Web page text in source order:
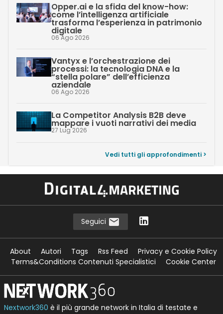
Opper.ai e la sfida del know-how:
come l’intelligenza artificiale
trasforma l’esperienza in patrimonio
digitale
06 Ago 2026
Vantyx e l’orchestrazione dei
processi: la tecnologia DNA e la
“stella polare” dell’efficienza
aziendale
06 Ago 2026
La Competitor Analysis B2B deve
mappare i vuoti narrativi dei media
27 Lug 2026
Vedi tutti gli approfondimenti >
Seguici
About Autori Tags Rss Feed
Privacy e Cookie Policy
Terms&Conditions Contenuti Specialistici
Cookie Center
Nextwork360 è il più grande network in Italia di testate e